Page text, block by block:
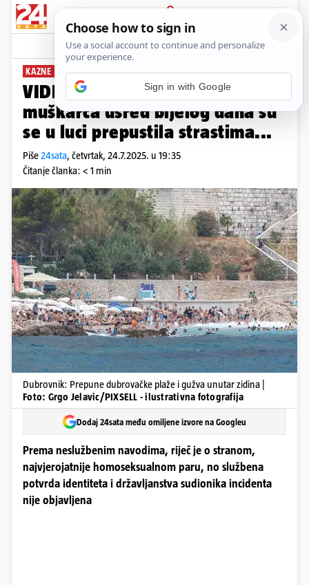
PRIJAVA
News Komentari
KAZNE SU PAPRENE
VIDEO Seks u Dubrovniku: Dva
muškarca usred bijelog dana su
se u luci prepustila strastima...
Piše24sata, četvrtak, 24.7.2025. u 19:35
Čitanje članka: < 1 min
Dubrovnik: Prepune dubrovačke plaže i gužva unutar zidina |
Foto: Grgo Jelavic/PIXSELL - ilustrativna fotografija
Dodaj 24sata među omiljene izvore na Googleu
Prema neslužbenim navodima, riječ je o stranom,
najvjerojatnije homoseksualnom paru, no službena
potvrda identiteta i državljanstva sudionika incidenta
nije objavljena